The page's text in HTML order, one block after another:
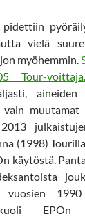
vielä
myöhemmin.
Tour-voittaja.
vain
(1998)
käytöstä.
vuosien
kuoli EPOn